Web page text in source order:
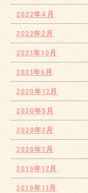
2022年4月
2022年2月
2021年10月
2021年6月
2020年12月
2020年5月
2020年3月
2020年1月
2019年12月
2019年11月